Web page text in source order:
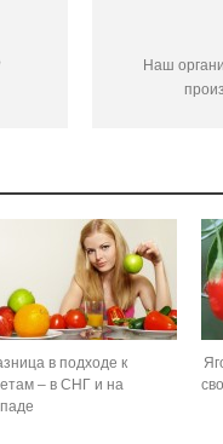
Наш
в подходе к
– в СНГ и на